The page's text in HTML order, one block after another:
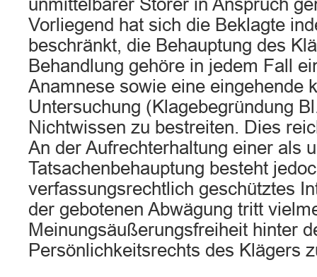
unmittelbarer Störer in Anspruch
Vorliegend hat sich die Beklagte
beschränkt, die Behauptung des
Behandlung gehöre in jedem Fall
Anamnese sowie eine eingehende
Untersuchung (Klagebegründung
Nichtwissen zu bestreiten. Dies
An der Aufrechterhaltung einer als
Tatsachenbehauptung besteht
verfassungsrechtlich geschütztes
der gebotenen Abwägung tritt
Meinungsäußerungsfreiheit hinter
Persönlichkeitsrechts des Klägers